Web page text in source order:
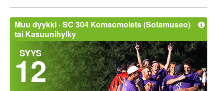
Muu dyykki ·SC 304 Komsomolets (Sotamuseo)
tai Kasuunihylky
SYYS
12